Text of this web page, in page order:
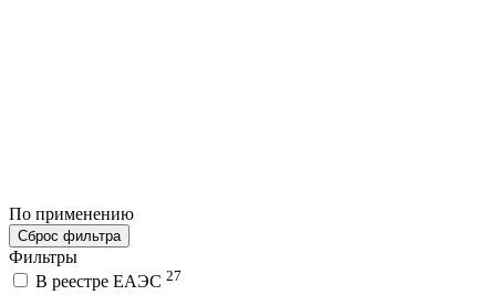
По применению
Сброс фильтра
Фильтры
В реестре ЕАЭС 27